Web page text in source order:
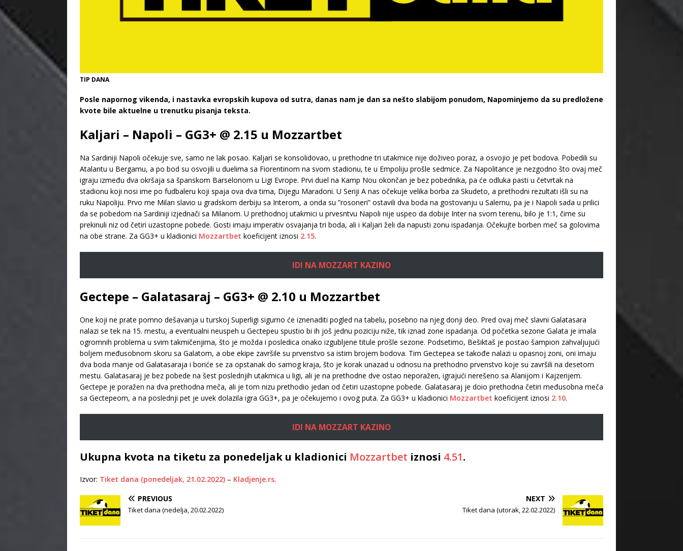
TIP DANA
Posle napornog vikenda, i nastavka evropskih kupova od sutra, danas nam je dan sa nešto slabijom ponudom, Napominjemo da su predložene
kvote bile aktuelne u trenutku pisanja teksta.
Kaljari – Napoli – GG3+ @ 2.15 u Mozzartbet
Na Sardiniji Napoli očekuje sve, samo ne lak posao. Kaljari se konsolidovao, u prethodne tri utakmice nije doživeo poraz, a osvojio je pet bodova. Pobedili su
Atalantu u Bergamu, a po bod su osvojili u duelima sa Fiorentinom na svom stadionu, te u Empoliju prošle sedmice. Za Napolitance je nezgodno što ovaj meč
igraju između dva okršaja sa španskom Barselonom u Ligi Evrope. Prvi duel na Kamp Nou okončan je bez pobednika, pa će odluka pasti u četvrtak na
stadionu koji nosi ime po fudbaleru koji spaja ova dva tima, Dijegu Maradoni. U Seriji A nas očekuje velika borba za Skudeto, a prethodni rezultati išli su na
ruku Napoliju. Prvo me Milan slavio u gradskom derbiju sa Interom, a onda su ”rosoneri” ostavili dva boda na gostovanju u Salernu, pa je i Napoli sada u prilici
da se pobedom na Sardiniji izjednači sa Milanom. U prethodnoj utakmici u prvesntvu Napoli nije uspeo da dobije Inter na svom terenu, bilo je 1:1, čime su
prekinuli niz od četiri uzastopne pobede. Gosti imaju imperativ osvajanja tri boda, ali i Kaljari želi da napusti zonu ispadanja. Očekujte borben meč sa golovima
na obe strane. Za GG3+ u kladionici Mozzartbet koeficijent iznosi 2.15.
IDI NA MOZZART KAZINO
Gectepe – Galatasaraj – GG3+ @ 2.10 u Mozzartbet
One koji ne prate pomno dešavanja u turskoj Superligi sigurno će iznenaditi pogled na tabelu, posebno na njeg donji deo. Pred ovaj meč slavni Galatasara
nalazi se tek na 15. mestu, a eventualni neuspeh u Gectepeu spustio bi ih još jednu poziciju niže, tik iznad zone ispadanja. Od početka sezone Galata je imala
ogromnih problema u svim takmičenjima, što je možda i posledica onako izgubljene titule prošle sezone. Podsetimo, Bešiktaš je postao šampion zahvaljujući
boljem međusobnom skoru sa Galatom, a obe ekipe završile su prvenstvo sa istim brojem bodova. Tim Gectepea se takođe nalazi u opasnoj zoni, oni imaju
dva boda manje od Galatasaraja i boriće se za opstanak do samog kraja, što je korak unazad u odnosu na prethodno prvenstvo koje su završili na desetom
mestu. Galatasaraj je bez pobede na šest poslednjih utakmica u ligi, ali je na prethodne dve ostao neporažen, igrajući nerešeno sa Alanijom i Kajzerijem.
Gectepe je poražen na dva prethodna meča, ali je tom nizu prethodio jedan od četiri uzastopne pobede. Galatasaraj je doio prethodna četiri međusobna meča
sa Gectepeom, a na poslednji pet je uvek dolazila igra GG3+, pa je očekujemo i ovog puta. Za GG3+ u kladionici Mozzartbet koeficijent iznosi 2.10.
IDI NA MOZZART KAZINO
Ukupna kvota na tiketu za ponedeljak u kladionici Mozzartbet iznosi 4.51.
Izvor: Tiket dana (ponedeljak, 21.02.2022) – Kladjenje.rs.
PREVIOUS
Tiket dana (nedelja, 20.02.2022)
NEXT
Tiket dana (utorak, 22.02.2022)